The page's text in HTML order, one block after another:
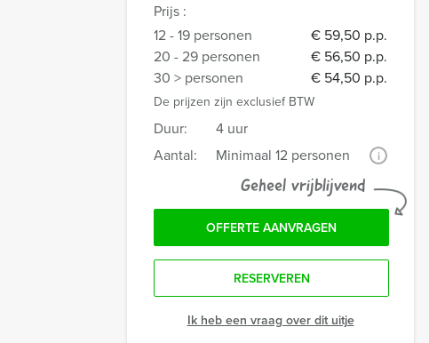
Prijs :
12 - 19 personen
€ 59,50 p.p.
20 - 29 personen
€ 56,50 p.p.
30 > personen
€ 54,50 p.p.
De prijzen zijn exclusief BTW
Duur:
4 uur
Aantal:
Minimaal 12 personen i
Geheel vrijblijvend
OFFERTE AANVRAGEN
RESERVEREN
Ik heb een vraag over dit uitje